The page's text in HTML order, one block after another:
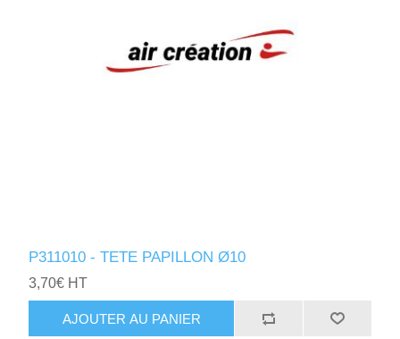
P311010 - TETE PAPILLON Ø10
3,70€ HT
AJOUTER AU PANIER